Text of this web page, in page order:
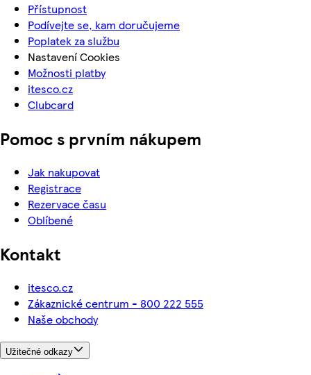
Přístupnost
Podívejte se, kam doručujeme
Poplatek za službu
Nastavení Cookies
Možnosti platby
itesco.cz
Clubcard
Pomoc s prvním nákupem
Jak nakupovat
Registrace
Rezervace času
Oblíbené
Kontakt
itesco.cz
Zákaznické centrum - 800 222 555
Naše obchody
Užitečné odkazy